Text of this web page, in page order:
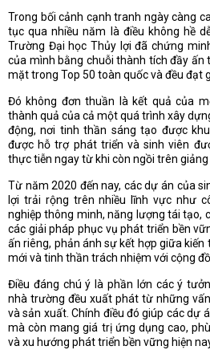
Trong bối cảnh cạnh tranh ngày càng
tục qua nhiều năm là điều không hề
Trường Đại học Thủy lợi đã chứng
của mình bằng chuỗi thành tích đầy ấn
mặt trong Top 50 toàn quốc và đều đạt
Đó không đơn thuần là kết quả của
thành quả của cả một quá trình xây
động, nơi tinh thần sáng tạo được
được hỗ trợ phát triển và sinh viên
thực tiễn ngay từ khi còn ngồi trên giảng
Từ năm 2020 đến nay, các dự án của
lợi trải rộng trên nhiều lĩnh vực như
nghiệp thông minh, năng lượng tái tạo,
các giải pháp phục vụ phát triển bền
ấn riêng, phản ánh sự kết hợp giữa
mới và tinh thần trách nhiệm với cộng
Điều đáng chú ý là phần lớn các ý
nhà trường đều xuất phát từ những
và sản xuất. Chính điều đó giúp các dự
mà còn mang giá trị ứng dụng cao,
và xu hướng phát triển bền vững hiện